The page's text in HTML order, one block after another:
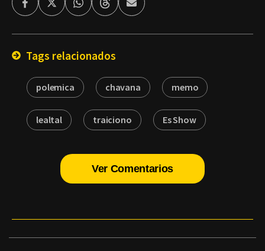
FacebookTwitterWhatsappThreadsEnviar
por
Tags relacionados
polemica chavana memo
lealtal traiciono Es Show
Ver Comentarios